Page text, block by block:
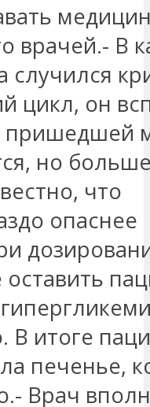
врачей.- В
случился
цикл, он
пришедшей
но
что
опаснее
оставить
В итоге
печенье,
Врач